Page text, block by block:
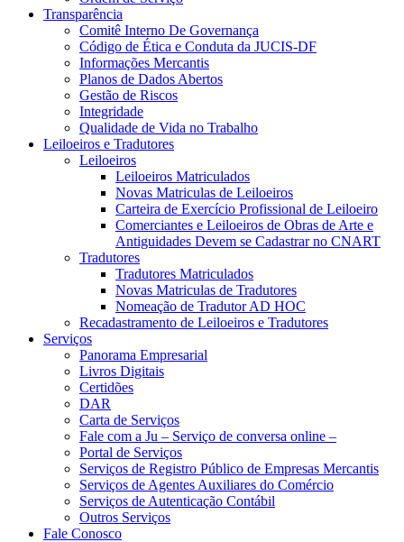
Transparência
Comitê Interno De Governança
Código de Ética e Conduta da JUCIS-DF
Informações Mercantis
Planos de Dados Abertos
Gestão de Riscos
Integridade
Qualidade de Vida no Trabalho
Leiloeiros e Tradutores
Leiloeiros
Leiloeiros Matriculados
Novas Matriculas de Leiloeiros
Carteira de Exercício Profissional de Leiloeiro
Comerciantes e Leiloeiros de Obras de Arte e
Antiguidades Devem se Cadastrar no CNART
Tradutores
Tradutores Matriculados
Novas Matriculas de Tradutores
Nomeação de Tradutor AD HOC
Recadastramento de Leiloeiros e Tradutores
Serviços
Panorama Empresarial
Livros Digitais
Certidões
DAR
Carta de Serviços
Fale com a Ju – Serviço de conversa online –
Portal de Serviços
Serviços de Registro Público de Empresas Mercantis
Serviços de Agentes Auxiliares do Comércio
Serviços de Autenticação Contábil
Outros Serviços
Fale Conosco